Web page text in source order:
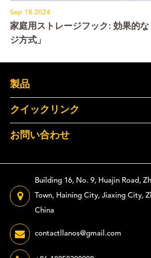
Sep 18.2024
家庭用ストレージフック: 効果的
ジ方式」
製品
クイックリンク
お問い合わせ
Building 16, No. 9, Huajin Road,
Town, Haining City, Jiaxing City,
China
contactllanos@gmail.com